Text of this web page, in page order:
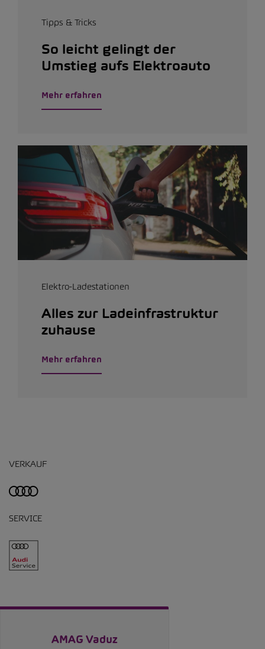
Tipps & Tricks
So leicht gelingt der
Umstieg aufs Elektroauto
Mehr erfahren
Elektro-Ladestationen
Alles zur Ladeinfrastruktur
zuhause
Mehr erfahren
VERKAUF
SERVICE
AMAG Vaduz